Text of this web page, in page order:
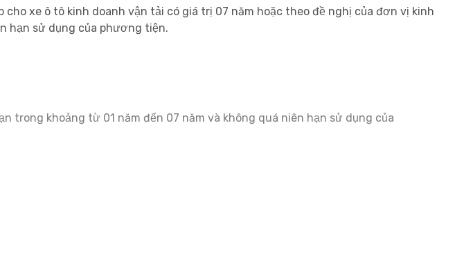
xe ô tô kinh doanh vận tải có giá trị 07 năm hoặc theo đề nghị của đơn vị kinh
hạn sử dụng của phương tiện.
trong khoảng từ 01 năm đến 07 năm và không quá niên hạn sử dụng của